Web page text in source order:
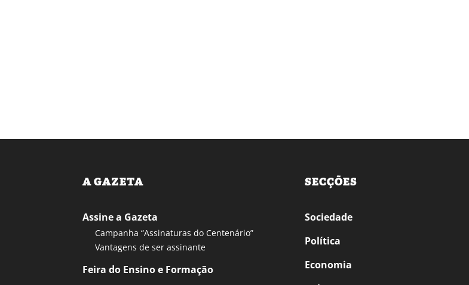
A GAZETA
Assine a Gazeta
Campanha “Assinaturas do Centenário”
Vantagens de ser assinante
Feira do Ensino e Formação
SECÇÕES
Sociedade
Política
Economia